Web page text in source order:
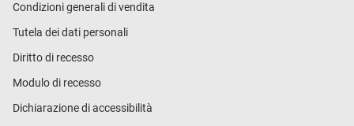
Condizioni generali di vendita
Tutela dei dati personali
Diritto di recesso
Modulo di recesso
Dichiarazione di accessibilità